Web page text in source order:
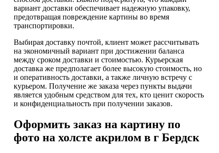
вариант доставки обеспечивает надежную упаковку,
предотвращая повреждение картины во время
транспортировки.
Выбирая доставку почтой, клиент может рассчитывать
на экономичный вариант при достижении баланса
между сроком доставки и стоимостью. Курьерская
доставка же предполагает более высокую стоимость, но
и оперативность доставки, а также личную встречу с
курьером. Получение же заказа через пункты выдачи
является удобным средством для тех, кто ценит скорость
и конфиденциальность при получении заказов.
Оформить заказ на картину по
фото на холсте акрилом в г Бердск